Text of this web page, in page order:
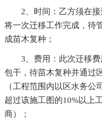
2、时间：乙方须在
将一次迁移工作完成，待
成苗木复种；
3、费用：此次迁移
包干，待苗木复种并通过
（工程范围内以区水务
超过该施工图的10%以上
商）；